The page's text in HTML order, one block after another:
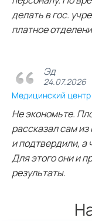
делать в гос.
платное
Эд
24.07.2026
Медицинский
Не экономьте.
рассказал сам
и подтвердили, а
Для этого они и
результаты.